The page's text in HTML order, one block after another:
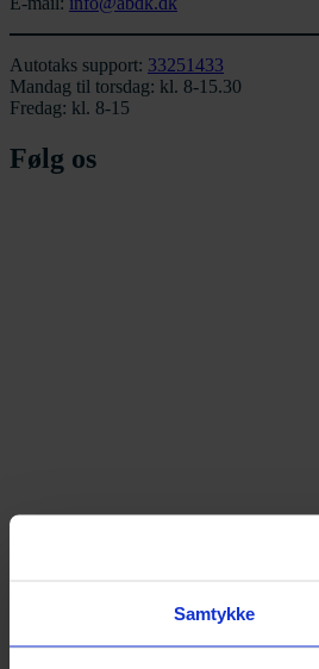
Samtykke
Autotaks support: 33251433
Mandag til torsdag: kl. 8-15.30
Fredag: kl. 8-15
Følg os